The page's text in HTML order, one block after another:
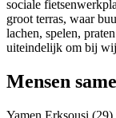
sociale
groot terras, waar
lachen, spelen,
uiteindelijk om bij
Mensen
Yamen Erksousi